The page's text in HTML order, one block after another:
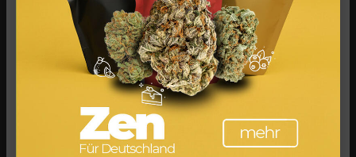
Bodenrichtwert vs. Verkehrswert: Was
Investoren bei Immobilien wirklich wissen
müssen
Shirin David : Médias sociaux – Instagram,
Youtube & Co